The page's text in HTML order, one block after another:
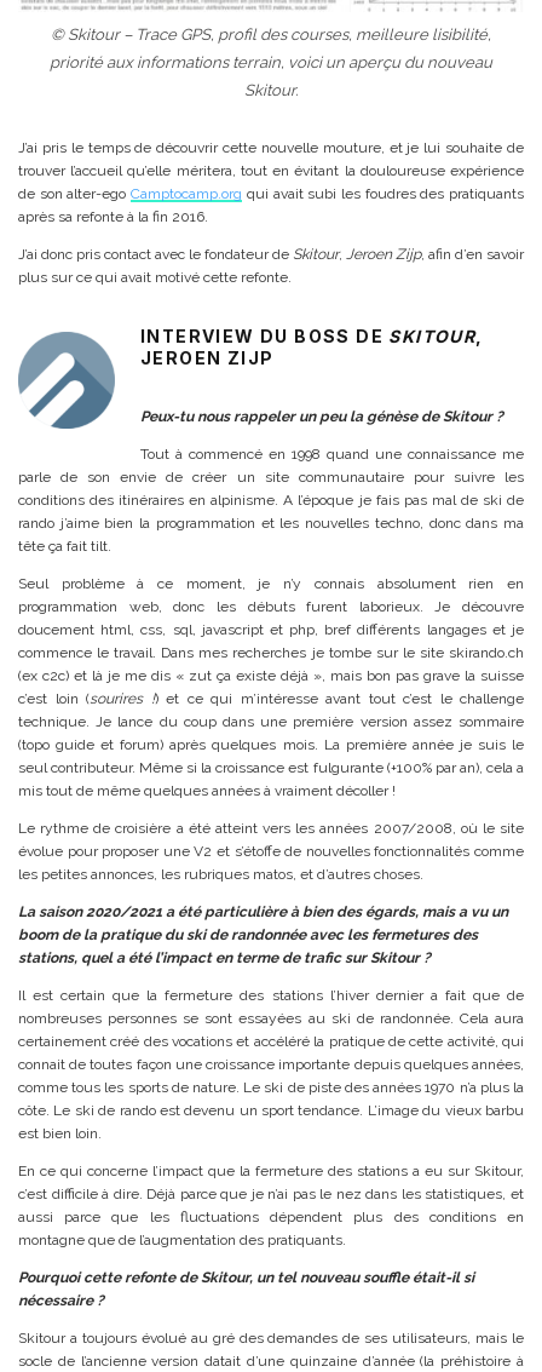
© Skitour – Trace GPS, profil des courses, meilleure lisibilité,
priorité aux informations terrain, voici un aperçu du nouveau
Skitour.
J’ai pris le temps de découvrir cette nouvelle mouture, et je lui souhaite de
trouver l’accueil qu’elle méritera, tout en évitant la douloureuse expérience
de son alter-egoCamptocamp.org qui avait subi les foudres des pratiquants
après sa refonte à la fin 2016.
J’ai donc pris contact avec le fondateur de Skitour, Jeroen Zijp, afin d’en savoir
plus sur ce qui avait motivé cette refonte.
INTERVIEW DU BOSS DE SKITOUR,
JEROEN ZIJP
Peux-tu nous rappeler un peu la génèse de Skitour ?
Tout à commencé en 1998 quand une connaissance me
parle de son envie de créer un site communautaire pour suivre les
conditions des itinéraires en alpinisme. A l’époque je fais pas mal de ski de
rando j’aime bien la programmation et les nouvelles techno, donc dans ma
tête ça fait tilt.
Seul problème à ce moment, je n’y connais absolument rien en
programmation web, donc les débuts furent laborieux. Je découvre
doucement html, css, sql, javascript et php, bref différents langages et je
commence le travail. Dans mes recherches je tombe sur le site skirando.ch
(ex c2c) et là je me dis « zut ça existe déjà », mais bon pas grave la suisse
c’est loin (sourires !) et ce qui m’intéresse avant tout c’est le challenge
technique. Je lance du coup dans une première version assez sommaire
(topo guide et forum) après quelques mois. La première année je suis le
seul contributeur. Même si la croissance est fulgurante (+100% par an), cela a
mis tout de même quelques années à vraiment décoller !
Le rythme de croisière a été atteint vers les années 2007/2008, où le site
évolue pour proposer une V2 et s’étoffe de nouvelles fonctionnalités comme
les petites annonces, les rubriques matos, et d’autres choses.
La saison 2020/2021 a été particulière à bien des égards, mais a vu un
boom de la pratique du ski de randonnée avec les fermetures des
stations, quel a été l’impact en terme de trafic sur Skitour ?
Il est certain que la fermeture des stations l’hiver dernier a fait que de
nombreuses personnes se sont essayées au ski de randonnée. Cela aura
certainement créé des vocations et accéléré la pratique de cette activité, qui
connait de toutes façon une croissance importante depuis quelques années,
comme tous les sports de nature. Le ski de piste des années 1970 n’a plus la
côte. Le ski de rando est devenu un sport tendance. L’image du vieux barbu
est bien loin.
En ce qui concerne l’impact que la fermeture des stations a eu sur Skitour,
c’est difficile à dire. Déjà parce que je n’ai pas le nez dans les statistiques, et
aussi parce que les fluctuations dépendent plus des conditions en
montagne que de l’augmentation des pratiquants.
Pourquoi cette refonte de Skitour, un tel nouveau souffle était-il si
nécessaire ?
Skitour a toujours évolué au gré des demandes de ses utilisateurs, mais le
socle de l’ancienne version datait d’une quinzaine d’année (la préhistoire à